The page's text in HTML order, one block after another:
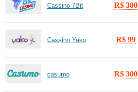
Cassino 7Bit R$ 300
Cassino Yako R$ 99
casumo R$ 300